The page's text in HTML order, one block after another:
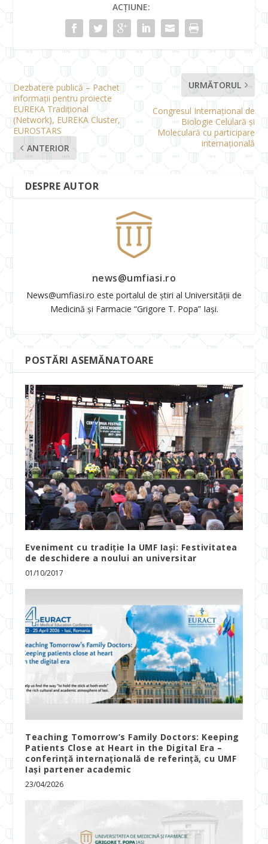
ACȚIUNE:
Dezbatere publică – Pachet
informaţii pentru proiecte
EUREKA Tradiţional
(Network), EUREKA Cluster,
EUROSTARS
ANTERIOR
URMĂTORUL
Congresul Internațional de
Biologie Celulară și
Moleculară cu participare
internațională
DESPRE AUTOR
news@umfiasi.ro
News@umfiasi.ro este portalul de știri al Universității de
Medicină și Farmacie “Grigore T. Popa” Iași.
POSTĂRI ASEMĂNATOARE
Eveniment cu tradiție la UMF Iași: Festivitatea
de deschidere a noului an universitar
01/10/2017
Teaching Tomorrow’s Family Doctors: Keeping
Patients Close at Heart in the Digital Era –
conferință internațională de referință, cu UMF
Iași partener academic
23/04/2026